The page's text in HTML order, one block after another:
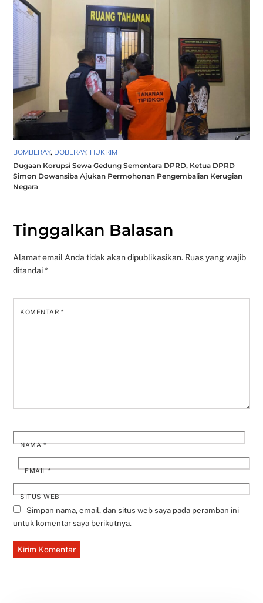
BOMBERAY, DOBERAY, HUKRIM
Dugaan Korupsi Sewa Gedung Sementara DPRD, Ketua DPRD
Simon Dowansiba Ajukan Permohonan Pengembalian Kerugian
Negara
Tinggalkan Balasan
Alamat email Anda tidak akan dipublikasikan. Ruas yang wajib
ditandai*
KOMENTAR*
NAMA*
EMAIL*
SITUS WEB
Simpan nama, email, dan situs web saya pada peramban ini
untuk komentar saya berikutnya.